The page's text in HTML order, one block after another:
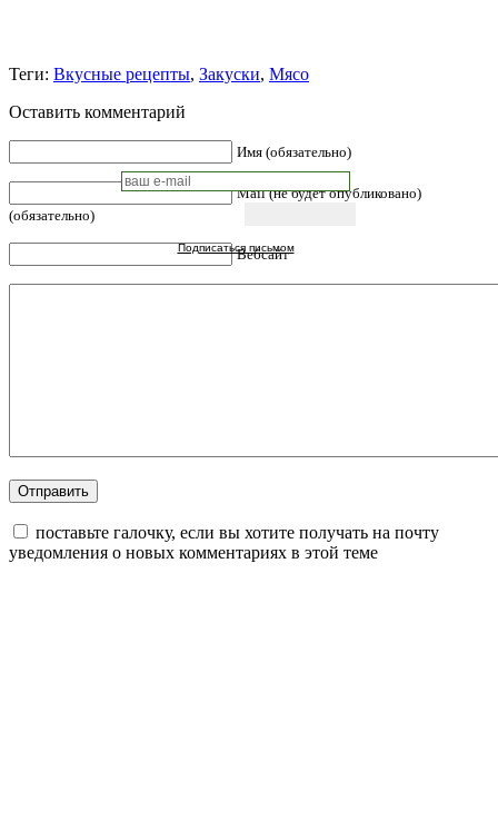
Подписаться письмом
Теги: Вкусные рецепты, Закуски, Мясо
Оставить комментарий
Имя (обязательно)
Mail (не будет опубликовано)
(обязательно)
Вебсайт
поставьте галочку, если вы хотите получать на почту
уведомления о новых комментариях в этой теме